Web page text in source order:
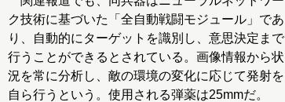
ク技術に基づいた「全自動戦闘モジュール」であ
り、自動的にターゲットを識別し、意思決定まで
行うことができるとされている。画像情報から状
況を常に分析し、敵の環境の変化に応じて発射を
自ら行うという。使用される弾薬は25mmだ。